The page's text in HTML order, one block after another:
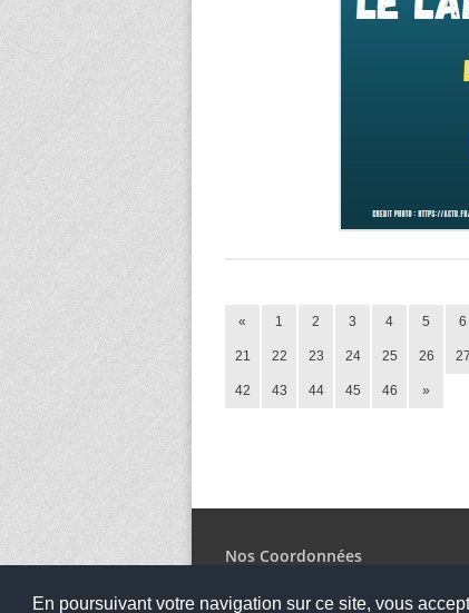
En poursuivant votre navigation sur ce site, vous
« 1 2 3 4 5 6
21 22 23 24 25 26 27
42 43 44 45 46 »
Nos Coordonnées
Collège Cousteau